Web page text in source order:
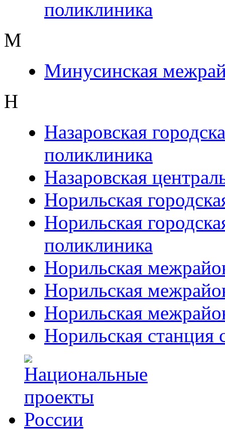
поликлиника
М
Минусинская
Н
Назаровская
поликлиника
Назаровская
Норильская
Норильская
поликлиника
Норильская
Норильская
Норильская
Норильская